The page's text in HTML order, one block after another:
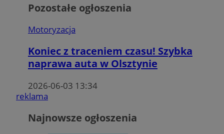
Pozostałe ogłoszenia
Motoryzacja
Koniec z traceniem czasu! Szybka
naprawa auta w Olsztynie
2026-06-03 13:34
reklama
Najnowsze ogłoszenia